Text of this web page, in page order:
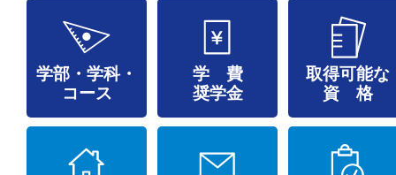
学部・学科・
コース
学 費
奨学金
取得可能な
資 格